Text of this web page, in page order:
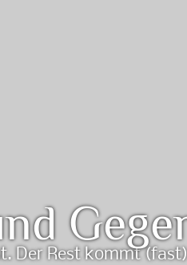
Der Rest kommt